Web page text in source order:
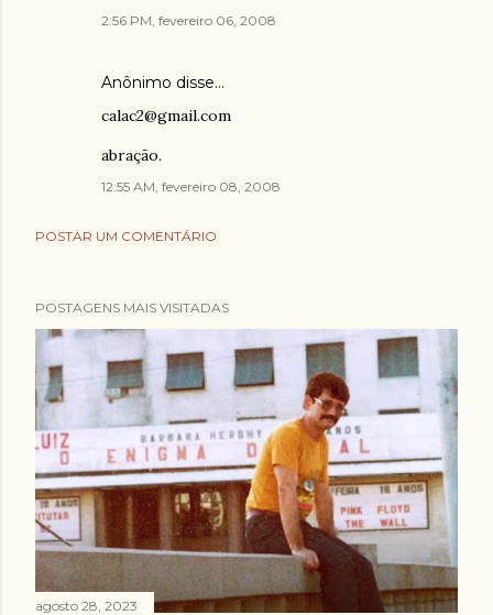
2:56 PM, fevereiro 06, 2008
Anônimo disse…
calac2@gmail.com
abração.
12:55 AM, fevereiro 08, 2008
POSTAR UM COMENTÁRIO
POSTAGENS MAIS VISITADAS
agosto 28, 2023